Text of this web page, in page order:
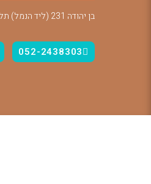
בן יהודה 231 (ליד הנמל) תל אביב
052-2438303